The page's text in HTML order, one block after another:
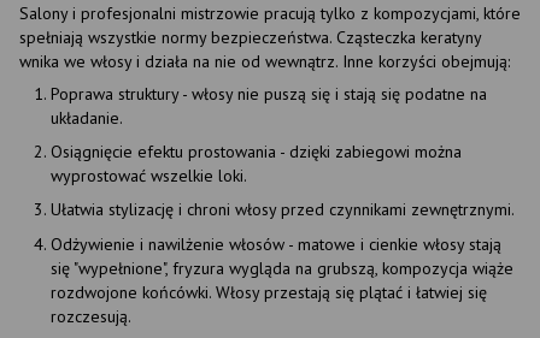
Salony i profesjonalni mistrzowie pracują tylko z kompozycjami, które
spełniają wszystkie normy bezpieczeństwa. Cząsteczka keratyny
wnika we włosy i działa na nie od wewnątrz. Inne korzyści obejmują:
Poprawa struktury - włosy nie puszą się i stają się podatne na
układanie.
Osiągnięcie efektu prostowania - dzięki zabiegowi można
wyprostować wszelkie loki.
Ułatwia stylizację i chroni włosy przed czynnikami zewnętrznymi.
Odżywienie i nawilżenie włosów - matowe i cienkie włosy stają
się "wypełnione", fryzura wygląda na grubszą, kompozycja wiąże
rozdwojone końcówki. Włosy przestają się plątać i łatwiej się
rozczesują.